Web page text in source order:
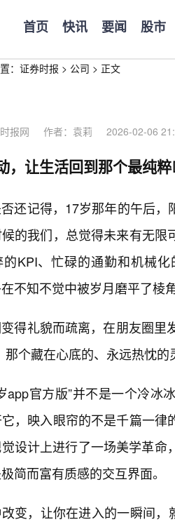
首页 快讯 要闻 股市
： 证券时报 > 公司 > 正文
报网 作者：袁莉 2026-02-06
，让生活回到那个最纯
还记得，17岁那年的午后
候的我们，总觉得未来有无
KPI、忙碌的通勤和机械
不知不觉中被岁月磨平了棱
得礼貌而疏离，在朋友圈里
那个藏在心底的、永远热忱
app官方版”并不是一个冷冰
，映入眼帘的不是千篇一
设计上进行了一场美学革
简而富有质感的交互界面。
变，让你在进入的一瞬间，